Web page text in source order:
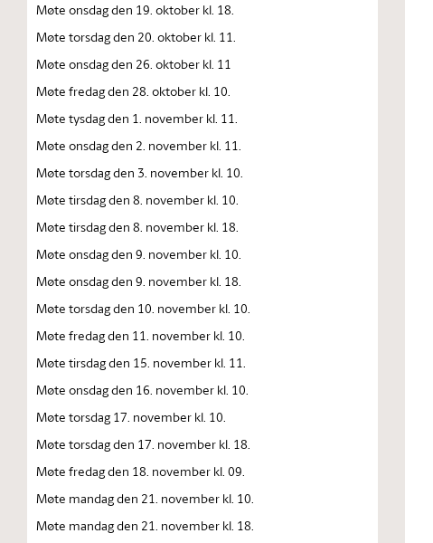
Møte onsdag den 19. oktober kl. 18.
Møte torsdag den 20. oktober kl. 11.
Møte onsdag den 26. oktober kl. 11
Møte fredag den 28. oktober kl. 10.
Møte tysdag den 1. november kl. 11.
Møte onsdag den 2. november kl. 11.
Møte torsdag den 3. november kl. 10.
Møte tirsdag den 8. november kl. 10.
Møte tirsdag den 8. november kl. 18.
Møte onsdag den 9. november kl. 10.
Møte onsdag den 9. november kl. 18.
Møte torsdag den 10. november kl. 10.
Møte fredag den 11. november kl. 10.
Møte tirsdag den 15. november kl. 11.
Møte onsdag den 16. november kl. 10.
Møte torsdag 17. november kl. 10.
Møte torsdag den 17. november kl. 18.
Møte fredag den 18. november kl. 09.
Møte mandag den 21. november kl. 10.
Møte mandag den 21. november kl. 18.